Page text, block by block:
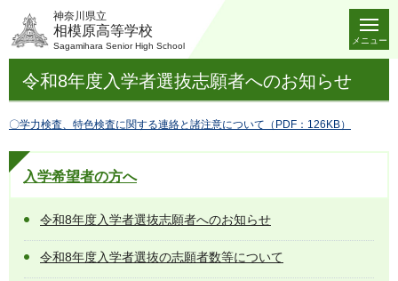
神奈川県立
相模原高等学校
Sagamihara Senior High School
メニュー
令和8年度入学者選抜志願者へのお知らせ
〇学力検査、特色検査に関する連絡と諸注意について（PDF：126KB）
入学希望者の方へ
令和8年度入学者選抜志願者へのお知らせ
令和8年度入学者選抜の志願者数等について